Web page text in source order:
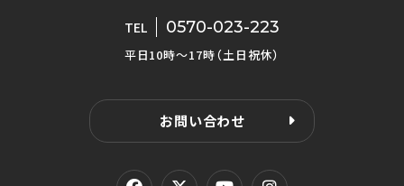
TEL 0570-023-223
平日10時〜17時（土日祝休）
お問い合わせ